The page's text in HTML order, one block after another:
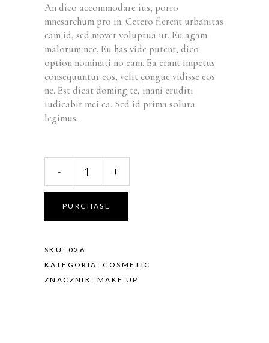
An dico accommodare ius, porro
mnesarchum pro in. Cetero fierent urbanitas
eam id, sed movet voluptua ut. Eu agam
malorum nec. Eu has vide putent, dico
option nominati no eam. Ea erant impetus
consequuntur eos, velit congue vidisse eos
ne. Est dicat doming te, inani eruditi
iudicabit mei ea. Sed id prima soluta
legimus.
- +
PURCHASE
SKU: 026
KATEGORIA:COSMETIC
ZNACZNIK:MAKE UP